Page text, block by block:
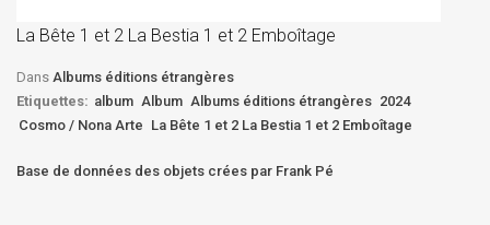
La Bête 1 et 2 La Bestia 1 et 2 Emboîtage
Dans Albums éditions étrangères
Etiquettes: album Album Albums éditions étrangères 2024
Cosmo / Nona Arte La Bête 1 et 2 La Bestia 1 et 2 Emboîtage
Base de données des objets crées par Frank Pé